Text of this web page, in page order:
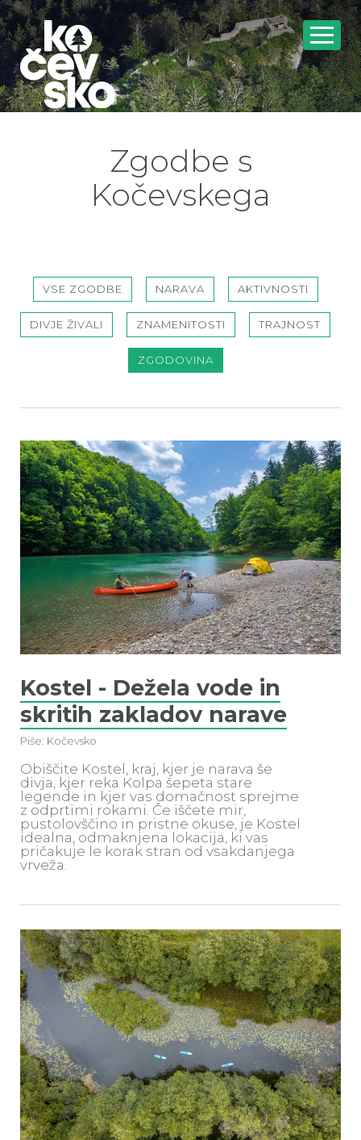
Zgodbe s
Kočevskega
VSE ZGODBE NARAVA AKTIVNOSTI
DIVJE ŽIVALI ZNAMENITOSTI TRAJNOST
ZGODOVINA
Kostel - Dežela vode in
skritih zakladov narave
Piše: Kočevsko
Obiščite Kostel, kraj, kjer je narava še
divja, kjer reka Kolpa šepeta stare
legende in kjer vas domačnost sprejme
z odprtimi rokami. Če iščete mir,
pustolovščino in pristne okuse, je Kostel
idealna, odmaknjena lokacija, ki vas
pričakuje le korak stran od vsakdanjega
vrveža.